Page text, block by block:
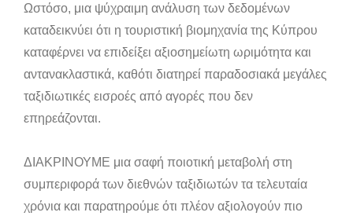
Ωστόσο, μια ψύχραιμη ανάλυση των δεδομένων
καταδεικνύει ότι η τουριστική βιομηχανία της Κύπρου
καταφέρνει να επιδείξει αξιοσημείωτη ωριμότητα και
αντανακλαστικά, καθότι διατηρεί παραδοσιακά μεγάλες
ταξιδιωτικές εισροές από αγορές που δεν
επηρεάζονται.
ΔΙΑΚΡΙΝΟΥΜΕ μια σαφή ποιοτική μεταβολή στη
συμπεριφορά των διεθνών ταξιδιωτών τα τελευταία
χρόνια και παρατηρούμε ότι πλέον αξιολογούν πιο